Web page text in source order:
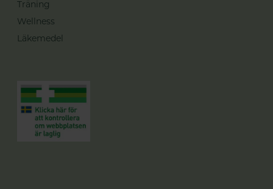
Träning
Wellness
Läkemedel